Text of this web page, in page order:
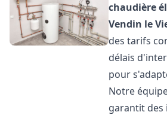
chaudière
Vendin le
des tarifs
délais
pour
Notre
garantit des